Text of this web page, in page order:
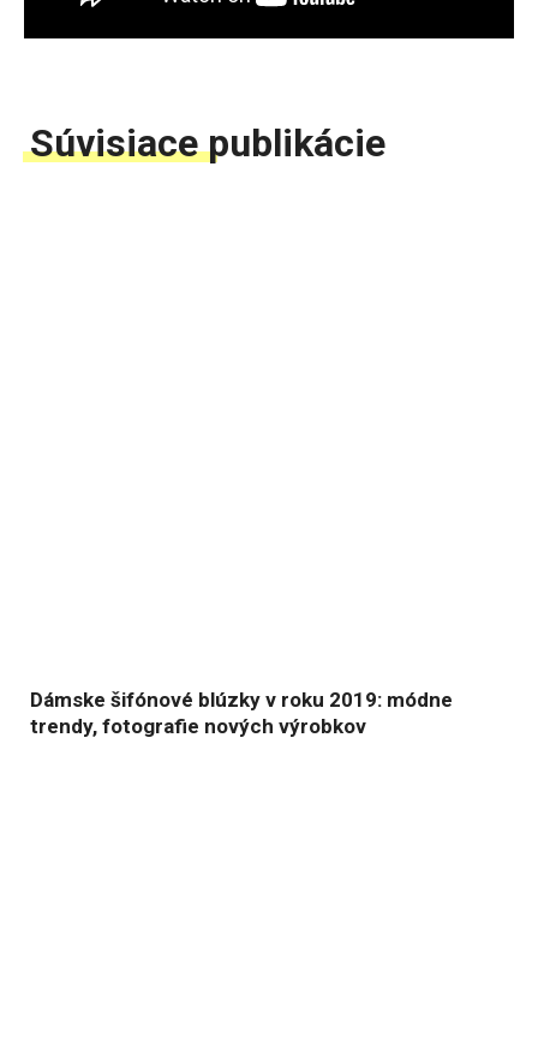
Súvisiace publikácie
Dámske šifónové blúzky v roku 2019: módne
trendy, fotografie nových výrobkov